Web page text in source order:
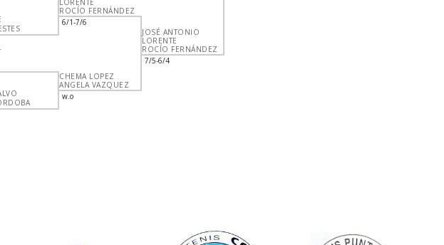
LORENTE
ROCÍO FERNÁNDEZ
6/1-7/6
CHEMA LOPEZ
ANGELA VAZQUEZ
w.o
JOSÉ ANTONIO
LORENTE
ROCÍO FERNÁNDEZ
7/5-6/4